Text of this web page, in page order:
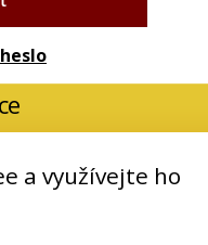
a využívejte ho